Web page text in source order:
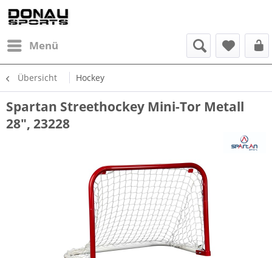
Menü
Übersicht Hockey
Spartan Streethockey Mini-Tor Metall
28", 23228